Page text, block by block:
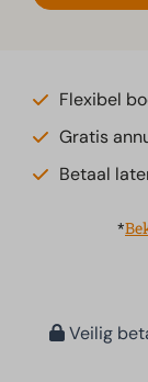
Flexibel
Gratis
Betaal
*
Veilig